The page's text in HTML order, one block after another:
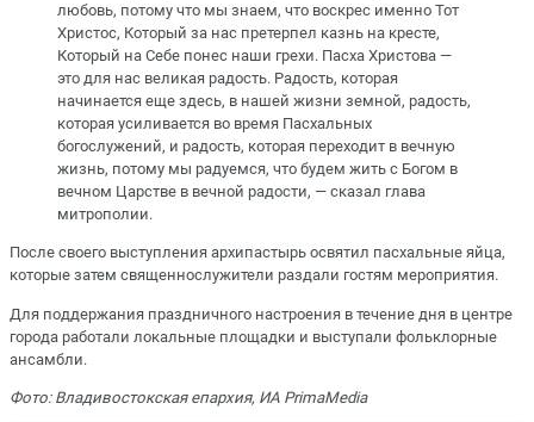
любовь, потому что мы знаем, что воскрес именно Тот
Христос, Который за нас претерпел казнь на кресте,
Который на Себе понес наши грехи. Пасха Христова —
это для нас великая радость. Радость, которая
начинается еще здесь, в нашей жизни земной, радость,
которая усиливается во время Пасхальных
богослужений, и радость, которая переходит в вечную
жизнь, потому мы радуемся, что будем жить с Богом в
вечном Царстве в вечной радости, — сказал глава
митрополии.
После своего выступления архипастырь освятил пасхальные яйца,
которые затем священнослужители раздали гостям мероприятия.
Для поддержания праздничного настроения в течение дня в центре
города работали локальные площадки и выступали фольклорные
ансамбли.
Фото: Владивостокская епархия, ИА PrimaMedia